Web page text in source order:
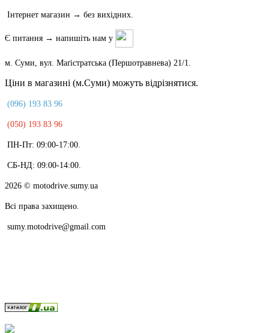
Інтернет магазин → без вихідних.
Є питання → напишіть нам у
м. Суми, вул. Маґістратська (Першотравнева) 21/1.
Ціни в магазині (м.Суми) можуть відрізнятися.
(096) 193 83 96
(050) 193 83 96
ПН-Пт: 09:00-17:00.
СБ-НД: 09:00-14:00.
2026 © motodrive.sumy.ua
Всі права захищено.
sumy.motodrive@gmail.com